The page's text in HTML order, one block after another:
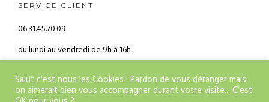
SERVICE CLIENT
06.31.45.70.09
du lundi au vendredi de 9h à 16h
Salut c'est nous les Cookies ! Pardon de vous déranger mais
on aimerait bien vous accompagner durant votre visite... C'est